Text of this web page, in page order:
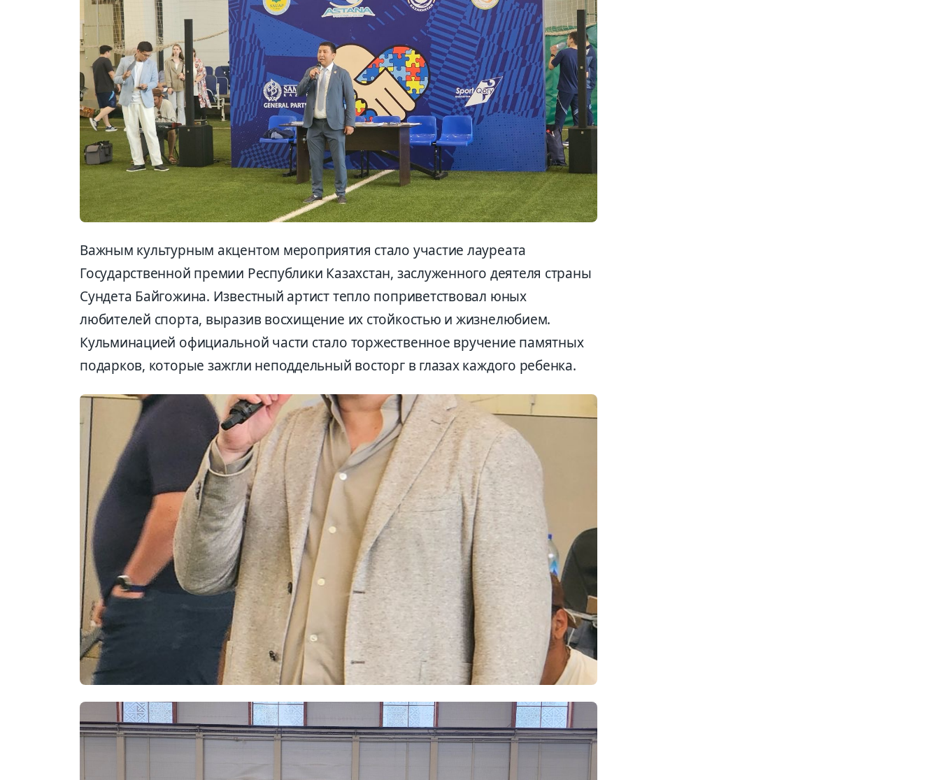
Важным культурным акцентом мероприятия стало участие лауреата
Государственной премии Республики Казахстан, заслуженного деятеля страны
Сундета Байгожина. Известный артист тепло поприветствовал юных
любителей спорта, выразив восхищение их стойкостью и жизнелюбием.
Кульминацией официальной части стало торжественное вручение памятных
подарков, которые зажгли неподдельный восторг в глазах каждого ребенка.